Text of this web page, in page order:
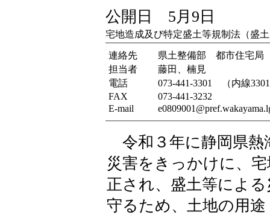
公開日 5月9日
宅地造成及び特定盛土等規制法（盛
連絡先
県土整備部 都市住宅局
担当者
藤田、楠見
電話
073-441-3301 （内線
FAX
073-441-3232
E-mail
令和３年に静岡県熱
災害をきっかけに、
正され、盛土等によ
守るため、土地の用